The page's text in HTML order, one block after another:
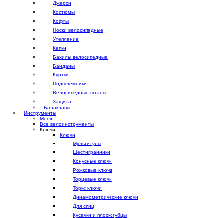
Джерси
Костюмы
Кофты
Носки велосипедные
Утепление
Кепки
Бахилы велосипедные
Банданы
Куртки
Подшлемники
Велосипедные штаны
Защита
Балаклавы
Инструменты
Меню
Все велоинструменты
Ключи
Ключи
Мультитулы
Шестигранники
Конусные ключи
Рожковые ключи
Торцевые ключи
Торкс ключи
Динамометрические ключи
Для спиц
Кусачки и плоскогубцы